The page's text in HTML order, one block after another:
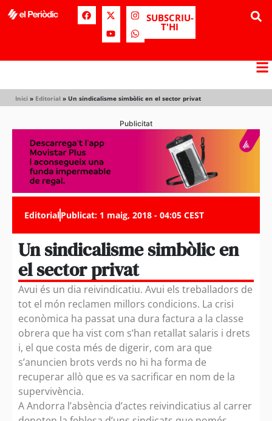
SUBSCRIU-
T'HI
Inici » Editorial » Un sindicalisme simbòlic en el sector privat
Publicitat
EditorialPublicat: 1 maig, 2018 - 04:05 CEST
Un sindicalisme simbòlic en
el sector privat
Avui és un dia reivindicatiu. Avui els treballadors de
tot el món reclamen millors condicions. La crisi
econòmica ha passat una dura factura a la classe
obrera que ha vist com s’han retallat salaris i drets
i, el que costa més de digerir, com ara que
s’anuncien brots verds no hi ha forma de
recuperar allò que es va sacrificar en nom de la
supervivència.
A Andorra l’absència d’actes reivindicatius al carrer